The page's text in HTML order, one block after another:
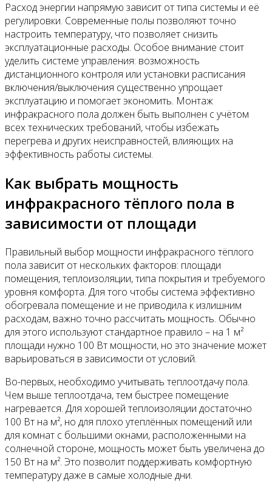
Расход энергии напрямую зависит от типа системы и её
регулировки. Современные полы позволяют точно
настроить температуру, что позволяет снизить
эксплуатационные расходы. Особое внимание стоит
уделить системе управления: возможность
дистанционного контроля или установки расписания
включения/выключения существенно упрощает
эксплуатацию и помогает экономить. Монтаж
инфракрасного пола должен быть выполнен с учётом
всех технических требований, чтобы избежать
перегрева и других неисправностей, влияющих на
эффективность работы системы.
Как выбрать мощность
инфракрасного тёплого пола в
зависимости от площади
Правильный выбор мощности инфракрасного тёплого
пола зависит от нескольких факторов: площади
помещения, теплоизоляции, типа покрытия и требуемого
уровня комфорта. Для того чтобы система эффективно
обогревала помещение и не приводила к излишним
расходам, важно точно рассчитать мощность. Обычно
для этого используют стандартное правило – на 1 м²
площади нужно 100 Вт мощности, но это значение может
варьироваться в зависимости от условий.
Во-первых, необходимо учитывать теплоотдачу пола.
Чем выше теплоотдача, тем быстрее помещение
нагревается. Для хорошей теплоизоляции достаточно
100 Вт на м², но для плохо утеплённых помещений или
для комнат с большими окнами, расположенными на
солнечной стороне, мощность может быть увеличена до
150 Вт на м². Это позволит поддерживать комфортную
температуру даже в самые холодные дни.